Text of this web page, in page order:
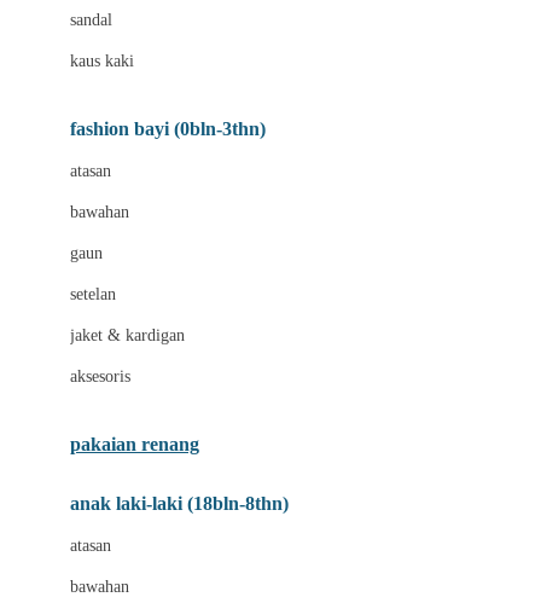
Bizzi Growin
Blooming Marvellous
Bravado
Buds Organics
Bugaboo
C
sandal
kaus kaki
fashion bayi (0bln-3thn)
atasan
bawahan
gaun
setelan
jaket & kardigan
aksesoris
pakaian renang
anak laki-laki (18bln-8thn)
atasan
bawahan